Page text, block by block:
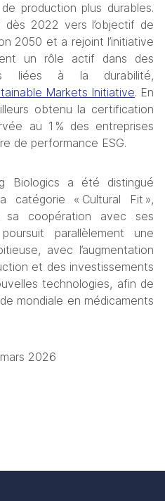
production plus durables.
dès 2022 vers l’objectif de
2050 et a rejoint l’initiative
un rôle actif dans des
liées à la durabilité,
Markets Initiative. En
obtenu la certification
au 1 % des entreprises
de performance ESG.
Biologics a été distingué
catégorie « Cultural Fit »,
sa coopération avec ses
parallèlement une
avec l’augmentation
et des investissements
technologies, afin de
mondiale en médicaments
2026